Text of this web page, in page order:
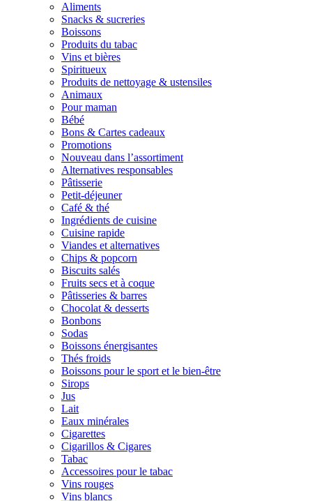
Aliments
Snacks & sucreries
Boissons
Produits du tabac
Vins et bières
Spiritueux
Produits de nettoyage & ustensiles
Animaux
Pour maman
Bébé
Bons & Cartes cadeaux
Promotions
Nouveau dans l’assortiment
Alternatives responsables
Pâtisserie
Petit-déjeuner
Café & thé
Ingrédients de cuisine
Cuisine rapide
Viandes et alternatives
Chips & popcorn
Biscuits salés
Fruits secs et à coque
Pâtisseries & barres
Chocolat & desserts
Bonbons
Sodas
Boissons énergisantes
Thés froids
Boissons pour le sport et le bien-être
Sirops
Jus
Lait
Eaux minérales
Cigarettes
Cigarillos & Cigares
Tabac
Accessoires pour le tabac
Vins rouges
Vins blancs